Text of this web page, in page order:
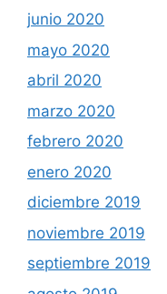
junio 2020
mayo 2020
abril 2020
marzo 2020
febrero 2020
enero 2020
diciembre 2019
noviembre 2019
septiembre 2019